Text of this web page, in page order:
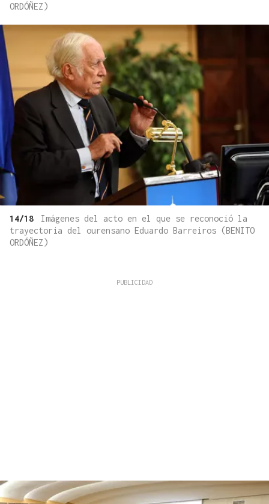
ORDÓÑEZ)
14/18
Imágenes del acto en el que se reconoció la
trayectoria del ourensano Eduardo Barreiros (BENITO
ORDÓÑEZ)